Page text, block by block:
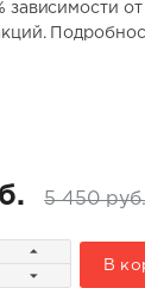
зависимости
5 450
В